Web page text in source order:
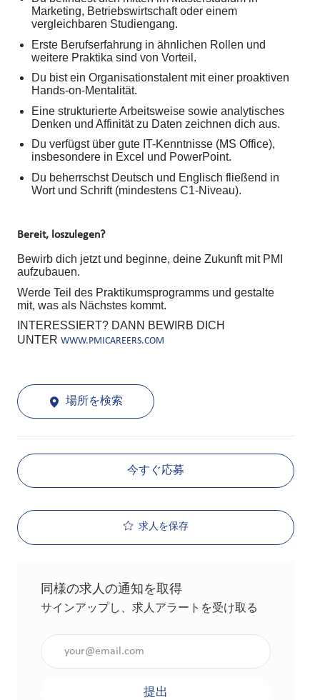
Marketing, Betriebswirtschaft oder einem
vergleichbaren Studiengang.
Erste Berufserfahrung in ähnlichen Rollen und
weitere Praktika sind von Vorteil.
Du bist ein Organisationstalent mit einer proaktiven
Hands-on-Mentalität.
Eine strukturierte Arbeitsweise sowie analytisches
Denken und Affinität zu Daten zeichnen dich aus.
Du verfügst über gute IT-Kenntnisse (MS Office),
insbesondere in Excel und PowerPoint.
Du beherrschst Deutsch und Englisch fließend in
Wort und Schrift (mindestens C1-Niveau).
Bereit, loszulegen?
Bewirb dich jetzt und beginne, deine Zukunft mit PMI
aufzubauen.
Werde Teil des Praktikumsprogramms und gestalte
mit, was als Nächstes kommt.
INTERESSIERT? DANN BEWIRB DICH
UNTER WWW.PMICAREERS.COM
場所を検索
今すぐ応募
求人を保存
同様の求人の通知を取得
サインアップし、求人アラートを受け取る
提出